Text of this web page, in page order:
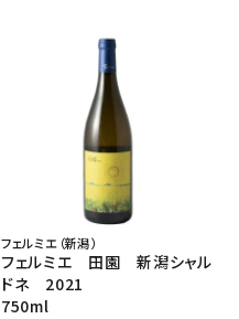
フェルミエ（新潟）
フェルミエ 田園 新潟シャル
ドネ 2021
750ml